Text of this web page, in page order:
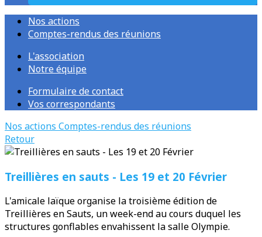
Nos actions
Comptes-rendus des réunions
L'association
Notre équipe
Formulaire de contact
Vos correspondants
Nos actions Comptes-rendus des réunions
Retour
Treillières en sauts - Les 19 et 20 Février
L'amicale laïque organise la troisième édition de
Treillières en Sauts, un week-end au cours duquel les
structures gonflables envahissent la salle Olympie.